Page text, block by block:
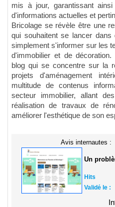
mis à jour, garantissant
d'informations actuelles et
Bricolage se révèle être une
qui souhaitent se lancer
simplement s'informer sur les
d'immobilier et de
blog qui se concentre sur la
projets d'aménagement
multitude de contenus
secteur immobilier, allant
réalisation de travaux de
améliorer l'esthétique de son
Avis internautes :
Un
Hits
Validé le :